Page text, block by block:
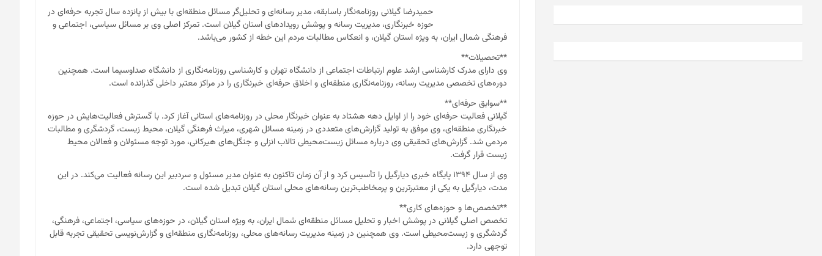
حمیدرضا گیلانی روزنامه‌نگار باسابقه، مدیر رسانه‌ای و تحلیل‌گر مسائل منطقه‌ای با بیش از پانزده سال تجربه حرفه‌ای در
حوزه خبرنگاری، مدیریت رسانه و پوشش رویدادهای استان گیلان است. تمرکز اصلی وی بر مسائل سیاسی، اجتماعی و
فرهنگی شمال ایران، به ویژه استان گیلان، و انعکاس مطالبات مردم این خطه از کشور می‌باشد.
**تحصیلات**
وی دارای مدرک کارشناسی ارشد علوم ارتباطات اجتماعی از دانشگاه تهران و کارشناسی روزنامه‌نگاری از دانشگاه صداوسیما است. همچنین
دوره‌های تخصصی مدیریت رسانه، روزنامه‌نگاری منطقه‌ای و اخلاق حرفه‌ای خبرنگاری را در مراکز معتبر داخلی گذرانده است.
**سوابق حرفه‌ای**
گیلانی فعالیت حرفه‌ای خود را از اوایل دهه هشتاد به عنوان خبرنگار محلی در روزنامه‌های استانی آغاز کرد. با گسترش فعالیت‌هایش در حوزه
خبرنگاری منطقه‌ای، وی موفق به تولید گزارش‌های متعددی در زمینه مسائل شهری، میراث فرهنگی گیلان، محیط زیست، گردشگری و مطالبات
مردمی شد. گزارش‌های تحقیقی وی درباره مسائل زیست‌محیطی تالاب انزلی و جنگل‌های هیرکانی، مورد توجه مسئولان و فعالان محیط
زیست قرار گرفت.
وی از سال ۱۳۹۴ پایگاه خبری دیارگیل را تأسیس کرد و از آن زمان تاکنون به عنوان مدیر مسئول و سردبیر این رسانه فعالیت می‌کند. در این
مدت، دیارگیل به یکی از معتبرترین و پرمخاطب‌ترین رسانه‌های محلی استان گیلان تبدیل شده است.
**تخصص‌ها و حوزه‌های کاری**
تخصص اصلی گیلانی در پوشش اخبار و تحلیل مسائل منطقه‌ای شمال ایران، به ویژه استان گیلان، در حوزه‌های سیاسی، اجتماعی، فرهنگی،
گردشگری و زیست‌محیطی است. وی همچنین در زمینه مدیریت رسانه‌های محلی، روزنامه‌نگاری منطقه‌ای و گزارش‌نویسی تحقیقی تجربه قابل
توجهی دارد.